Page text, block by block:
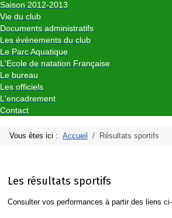
Saison 2012-2013
Vie du club
Documents administratifs
Les évènements du club
Le Parc Aquatique
L'Ecole de natation Française
Le bureau
Les officiels
L'encadrement
Contact
Vous êtes ici : Accueil Résultats sportifs
Les résultats sportifs
Consulter vos performances à partir des liens